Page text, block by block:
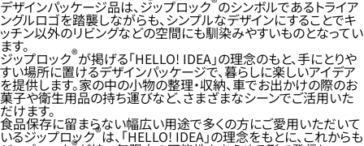
デザインパッケージ品は、ジップロック のシンボルであるトライア
ングルロゴを踏襲しながらも、シンプルなデザインにすることでキ
ッチン以外のリビングなどの空間にも馴染みやすいものとなってい
ます。
ジップロック®が掲げる「HELLO! IDEA」の理念のもと、手にとりや
すい場所に置けるデザインパッケージで、暮らしに楽しいアイデア
を提供します。家の中の小物の整理・収納、車でお出かけの際のお
菓子や衛生用品の持ち運びなど、さまざまなシーンでご活用いた
だけます。
食品保存に留まらない幅広い用途で多くの方にご愛用いただいて
いるジップロック®は、「HELLO! IDEA」の理念をもとに、これからも